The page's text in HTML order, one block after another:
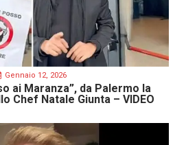
Gennaio 12, 2026
ai Maranza”, da Palermo la
Chef Natale Giunta – VIDEO